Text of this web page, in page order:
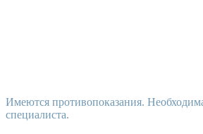
Имеются противопоказания.
специалиста.